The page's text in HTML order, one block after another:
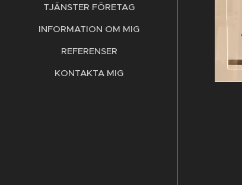
TJÄNSTER FÖRETAG
INFORMATION OM MIG
REFERENSER
KONTAKTA MIG